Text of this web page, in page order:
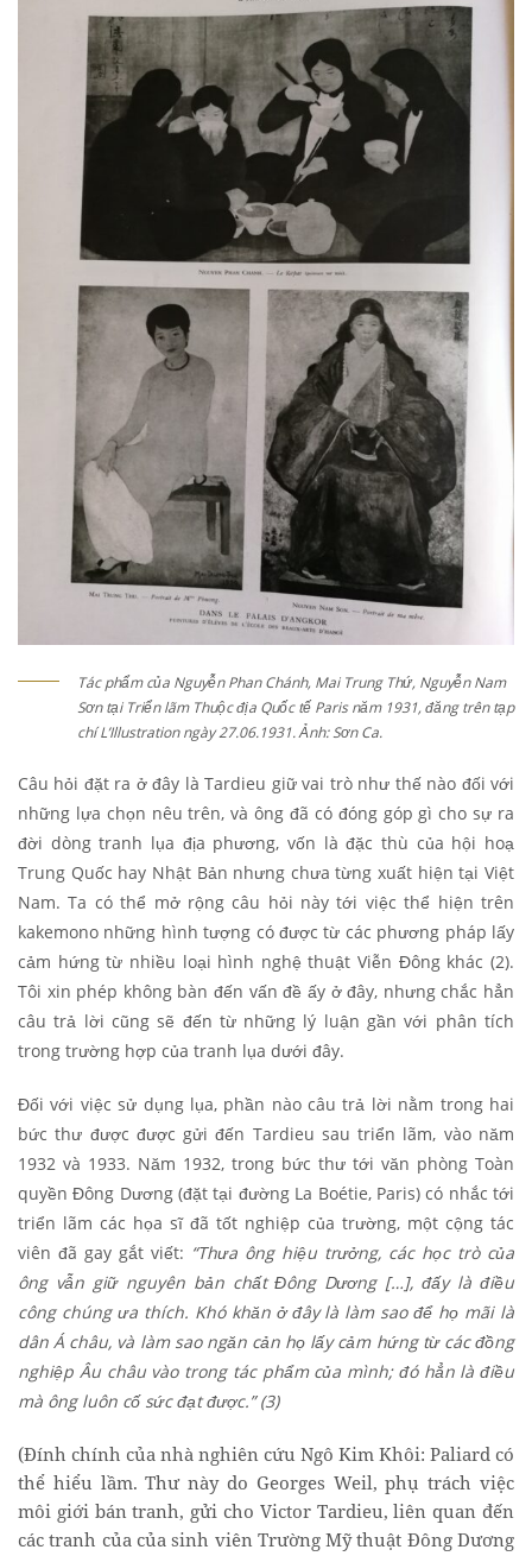
Tác phẩm của Nguyễn Phan Chánh, Mai Trung Thứ, Nguyễn Nam
Sơn tại Triển lãm Thuộc địa Quốc tế Paris năm 1931, đăng trên tạp
chí L’Illustration ngày 27.06.1931. Ảnh: Sơn Ca.
Câu hỏi đặt ra ở đây là Tardieu giữ vai trò như thế nào đối với
những lựa chọn nêu trên, và ông đã có đóng góp gì cho sự ra
đời dòng tranh lụa địa phương, vốn là đặc thù của hội hoạ
Trung Quốc hay Nhật Bản nhưng chưa từng xuất hiện tại Việt
Nam. Ta có thể mở rộng câu hỏi này tới việc thể hiện trên
kakemono những hình tượng có được từ các phương pháp lấy
cảm hứng từ nhiều loại hình nghệ thuật Viễn Đông khác (2).
Tôi xin phép không bàn đến vấn đề ấy ở đây, nhưng chắc hẳn
câu trả lời cũng sẽ đến từ những lý luận gần với phân tích
trong trường hợp của tranh lụa dưới đây.
Đối với việc sử dụng lụa, phần nào câu trả lời nằm trong hai
bức thư được được gửi đến Tardieu sau triển lãm, vào năm
1932 và 1933. Năm 1932, trong bức thư tới văn phòng Toàn
quyền Đông Dương (đặt tại đường La Boétie, Paris) có nhắc tới
triển lãm các họa sĩ đã tốt nghiệp của trường, một cộng tác
viên đã gay gắt viết: “Thưa ông hiệu trưởng, các học trò của
ông vẫn giữ nguyên bản chất Đông Dương […], đấy là điều
công chúng ưa thích. Khó khăn ở đây là làm sao để họ mãi là
dân Á châu, và làm sao ngăn cản họ lấy cảm hứng từ các đồng
nghiệp Âu châu vào trong tác phẩm của mình; đó hẳn là điều
mà ông luôn cố sức đạt được.” (3)
(Đính chính của nhà nghiên cứu Ngô Kim Khôi: Paliard có
thể hiểu lầm. Thư này do Georges Weil, phụ trách việc
môi giới bán tranh, gửi cho Victor Tardieu, liên quan đến
các tranh của của sinh viên Trường Mỹ thuật Đông Dương